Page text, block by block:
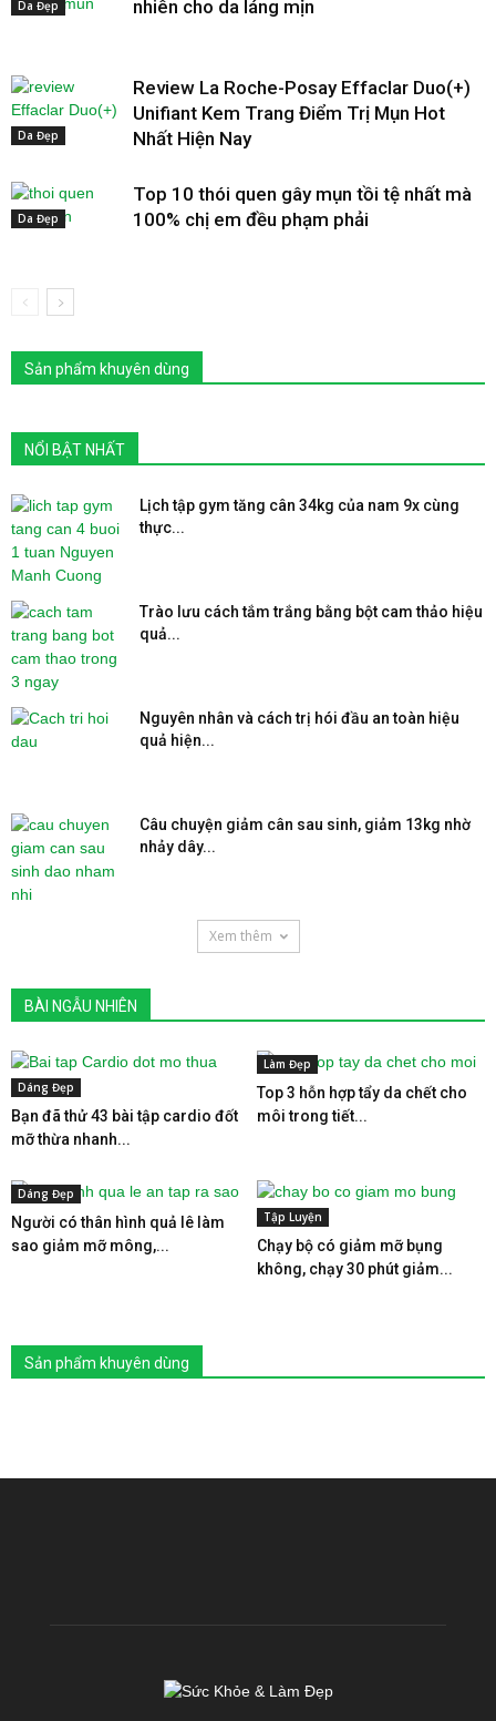
Da Đẹp
nhiên cho da láng mịn
Da Đẹp
Review La Roche-Posay Effaclar Duo(+)
Unifiant Kem Trang Điểm Trị Mụn Hot
Nhất Hiện Nay
Da Đẹp
Top 10 thói quen gây mụn tồi tệ nhất mà
100% chị em đều phạm phải
Sản phẩm khuyên dùng
NỔI BẬT NHẤT
Lịch tập gym tăng cân 34kg của nam 9x cùng
thực...
Trào lưu cách tắm trắng bằng bột cam thảo hiệu
quả...
Nguyên nhân và cách trị hói đầu an toàn hiệu
quả hiện...
Câu chuyện giảm cân sau sinh, giảm 13kg nhờ
nhảy dây...
Xem thêm
BÀI NGẪU NHIÊN
Dáng Đẹp
Bạn đã thử 43 bài tập cardio đốt
mỡ thừa nhanh...
Làm Đẹp
Top 3 hỗn hợp tẩy da chết cho
môi trong tiết...
Dáng Đẹp
Người có thân hình quả lê làm
sao giảm mỡ mông,...
Tập Luyện
Chạy bộ có giảm mỡ bụng
không, chạy 30 phút giảm...
Sản phẩm khuyên dùng